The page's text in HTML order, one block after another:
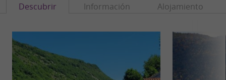
Descubrir Información Alojamiento